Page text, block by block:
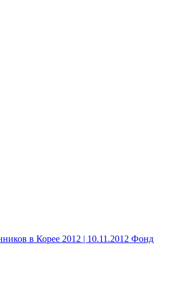
в Корее 2012 | 10.11.2012 Фонд